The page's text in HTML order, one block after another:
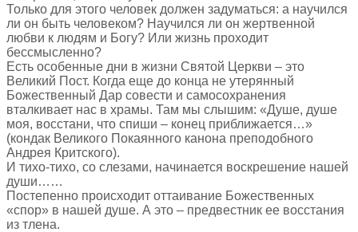
Только для этого человек должен задуматься: а научился
ли он быть человеком? Научился ли он жертвенной
любви к людям и Богу? Или жизнь проходит
бессмысленно?
Есть особенные дни в жизни Святой Церкви – это
Великий Пост. Когда еще до конца не утерянный
Божественный Дар совести и самосохранения
вталкивает нас в храмы. Там мы слышим: «Душе, душе
моя, восстани, что спиши – конец приближается…»
(кондак Великого Покаянного канона преподобного
Андрея Критского).
И тихо-тихо, со слезами, начинается воскрешение нашей
души……
Постепенно происходит оттаивание Божественных
«спор» в нашей душе. А это – предвестник ее восстания
из тлена.